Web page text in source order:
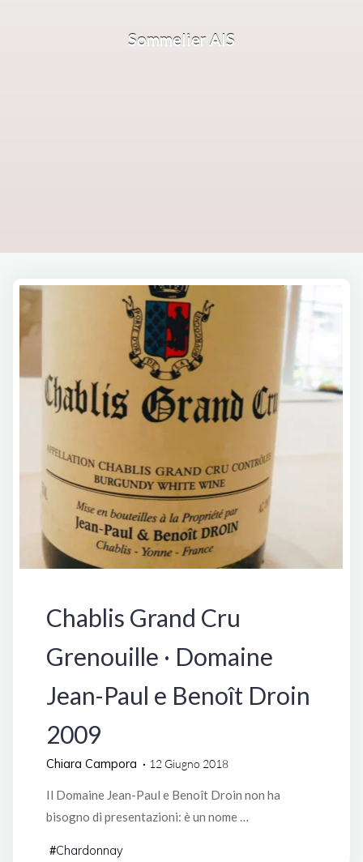
Sommelier AIS
Chablis Grand Cru
Grenouille · Domaine
Jean-Paul e Benoît Droin
2009
Chiara Campora 12 Giugno 2018
Il Domaine Jean-Paul e Benoît Droin non ha
bisogno di presentazioni: è un nome …
#Chardonnay